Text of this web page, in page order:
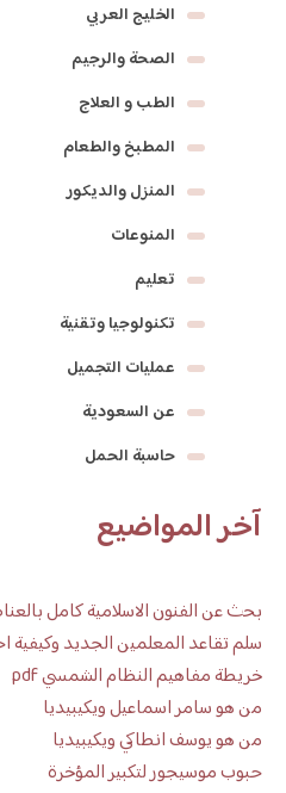
الخليج العربي
الصحة والرجيم
الطب و العلاج
المطبخ والطعام
المنزل والديكور
المنوعات
تعليم
تكنولوجيا وتقنية
عمليات التجميل
عن السعودية
حاسبة الحمل
آخر المواضيع
بحث عن الفنون الاسلامية كامل
سلم تقاعد المعلمين الجديد وكيفية
خريطة مفاهيم النظام الشمسي pdf
من هو سامر اسماعيل ويكيبيديا
من هو يوسف انطاكي ويكيبيديا
حبوب موسيجور لتكبير المؤخرة